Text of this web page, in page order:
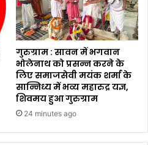
गुरुग्राम : सावन में भगवान
भोलेनाथ को प्रसन्न करने के
लिए समाजसेवी मयंक शर्मा के
सान्निध्य में भव्य महारुद्र यज्ञ,
शिवमय हुआ गुरुग्राम
24 minutes ago